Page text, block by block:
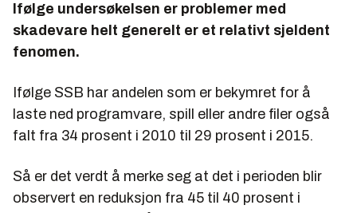
Ifølge undersøkelsen er problemer med
skadevare helt generelt er et relativt sjeldent
fenomen.
Ifølge SSB har andelen som er bekymret for å
laste ned programvare, spill eller andre filer også
falt fra 34 prosent i 2010 til 29 prosent i 2015.
Så er det verdt å merke seg at det i perioden blir
observert en reduksjon fra 45 til 40 prosent i